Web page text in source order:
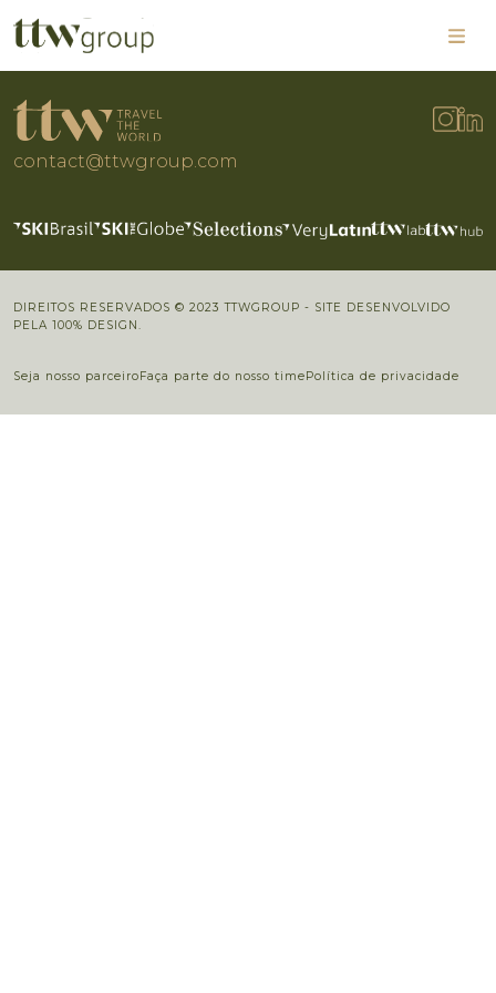
contact@ttwgroup.com
DIREITOS RESERVADOS © 2023 TTWGROUP - SITE DESENVOLVIDO
PELA 100% DESIGN.
Seja nosso parceiroFaça parte do nosso timePolítica de privacidade